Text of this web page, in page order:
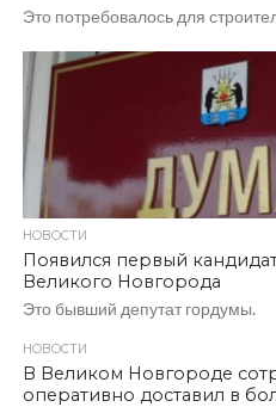
Это потребовалось для
НОВОСТИ
Появился первый
Великого Новгорода
Это бывший депутат гордумы.
НОВОСТИ
В Великом Новгороде
оперативно доставил в